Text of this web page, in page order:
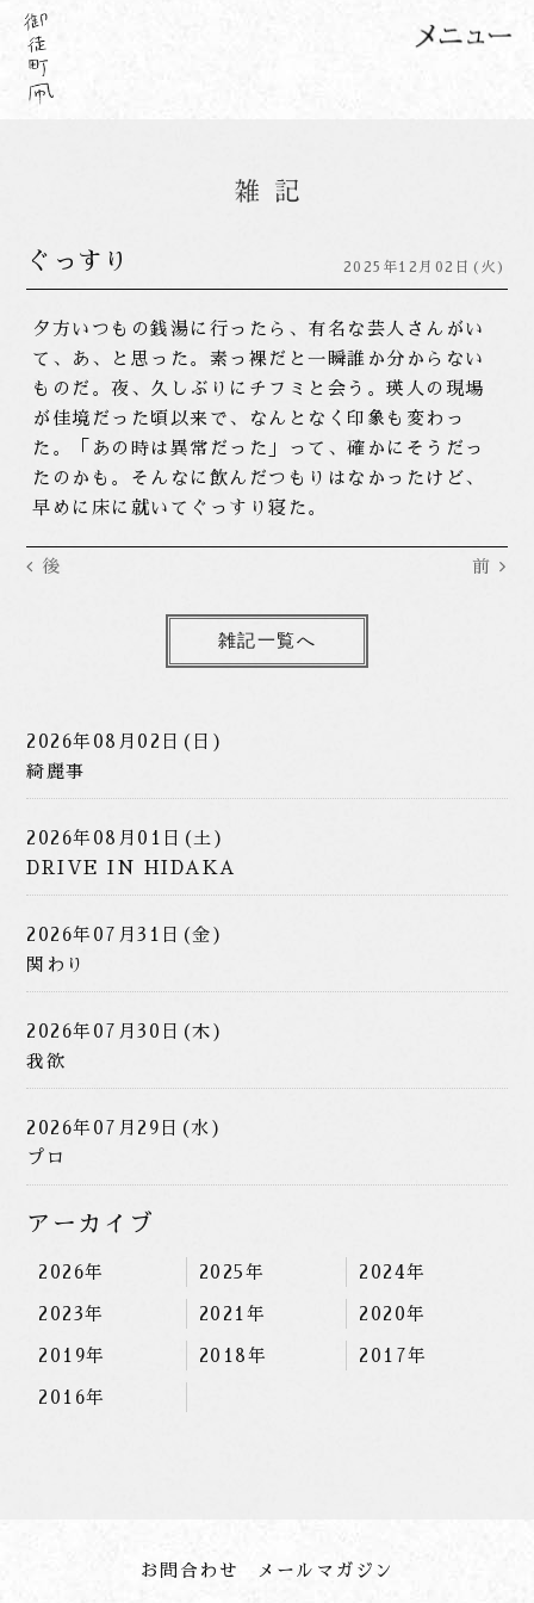
ぐっすり 2025年12月02日(火)
夕方いつもの銭湯に行ったら、有名な芸人さんがい
て、あ、と思った。素っ裸だと一瞬誰か分からない
ものだ。夜、久しぶりにチフミと会う。瑛人の現場
が佳境だった頃以来で、なんとなく印象も変わっ
た。「あの時は異常だった」って、確かにそうだっ
たのかも。そんなに飲んだつもりはなかったけど、
早めに床に就いてぐっすり寝た。
後 前
雑記一覧へ
2026年08月02日(日)
綺麗事
2026年08月01日(土)
DRIVE IN HIDAKA
2026年07月31日(金)
関わり
2026年07月30日(木)
我欲
2026年07月29日(水)
プロ
アーカイブ
2026年 2025年 2024年
2023年 2021年 2020年
2019年 2018年 2017年
2016年
お問合わせ メールマガジン